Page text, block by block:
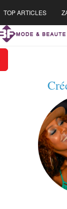
TOP ARTICLES